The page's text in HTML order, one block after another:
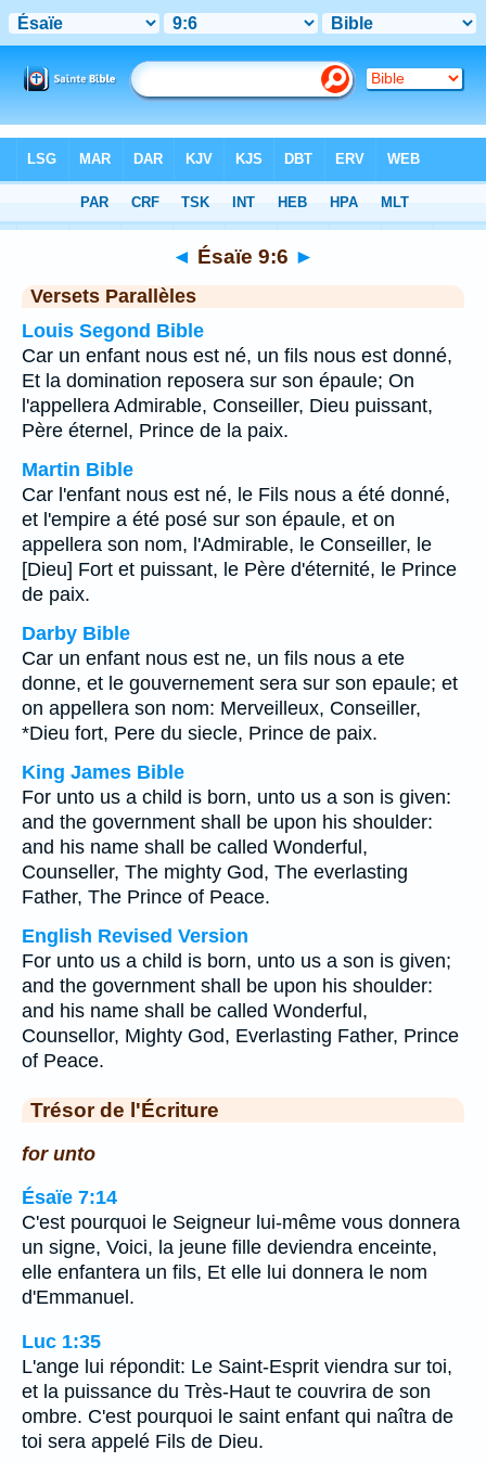
Chapitre 9> Verset 6
◄ Ésaïe 9:6 ►
Versets Parallèles
Louis Segond Bible
Car un enfant nous est né, un fils nous est donné,
Et la domination reposera sur son épaule; On
l'appellera Admirable, Conseiller, Dieu puissant,
Père éternel, Prince de la paix.
Martin Bible
Car l'enfant nous est né, le Fils nous a été donné,
et l'empire a été posé sur son épaule, et on
appellera son nom, l'Admirable, le Conseiller, le
[Dieu] Fort et puissant, le Père d'éternité, le Prince
de paix.
Darby Bible
Car un enfant nous est ne, un fils nous a ete
donne, et le gouvernement sera sur son epaule; et
on appellera son nom: Merveilleux, Conseiller,
*Dieu fort, Pere du siecle, Prince de paix.
King James Bible
For unto us a child is born, unto us a son is given:
and the government shall be upon his shoulder:
and his name shall be called Wonderful,
Counseller, The mighty God, The everlasting
Father, The Prince of Peace.
English Revised Version
For unto us a child is born, unto us a son is given;
and the government shall be upon his shoulder:
and his name shall be called Wonderful,
Counsellor, Mighty God, Everlasting Father, Prince
of Peace.
Trésor de l'Écriture
for unto
Ésaïe 7:14
C'est pourquoi le Seigneur lui-même vous donnera
un signe, Voici, la jeune fille deviendra enceinte,
elle enfantera un fils, Et elle lui donnera le nom
d'Emmanuel.
Luc 1:35
L'ange lui répondit: Le Saint-Esprit viendra sur toi,
et la puissance du Très-Haut te couvrira de son
ombre. C'est pourquoi le saint enfant qui naîtra de
toi sera appelé Fils de Dieu.